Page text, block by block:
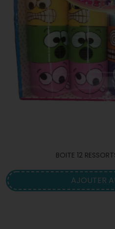
BOITE 12
AJOUTER